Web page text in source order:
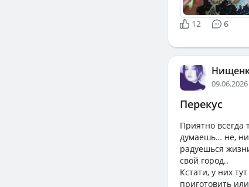
12 6
Перекус
Приятно всегда
думаешь… не,
радуешься
свой город..
Кстати, у них
приготовить